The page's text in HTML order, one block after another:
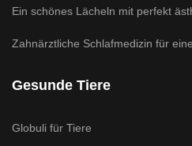
Ein schönes Lächeln mit perfekt
Zahnärztliche Schlafmedizin für
Gesunde Tiere
Globuli für Tiere